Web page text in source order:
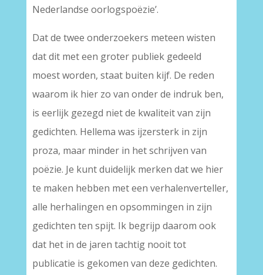
Nederlandse oorlogspoëzie’.
Dat de twee onderzoekers meteen wisten
dat dit met een groter publiek gedeeld
moest worden, staat buiten kijf. De reden
waarom ik hier zo van onder de indruk ben,
is eerlijk gezegd niet de kwaliteit van zijn
gedichten. Hellema was ijzersterk in zijn
proza, maar minder in het schrijven van
poëzie. Je kunt duidelijk merken dat we hier
te maken hebben met een verhalenverteller,
alle herhalingen en opsommingen in zijn
gedichten ten spijt. Ik begrijp daarom ook
dat het in de jaren tachtig nooit tot
publicatie is gekomen van deze gedichten.